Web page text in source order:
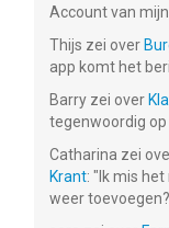
Account van mijn
Thijs zei over
app komt het
Barry zei over
tegenwoordig op
Catharina zei
Krant: " Ik mis
weer toevoegen?